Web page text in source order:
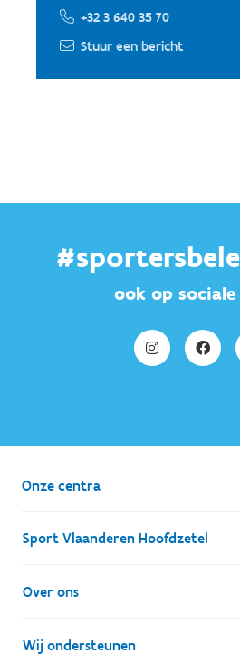
+32 3 640 35 70
Stuur een bericht
ook op sociale
Onze centra
Sport Vlaanderen Hoofdzetel
Simon Bolivarlaan 17
1000 Brussel
Ondernemingsnummer: BE
Over ons
Wie zijn we, wat doen we
Wij ondersteunen